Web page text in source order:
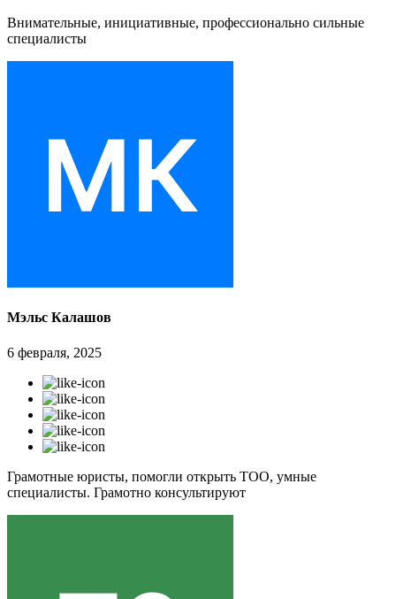
Внимательные, инициативные, профессионально сильные
специалисты
Мэльс Калашов
6 февраля, 2025
Грамотные юристы, помогли открыть ТОО, умные
специалисты. Грамотно консультируют